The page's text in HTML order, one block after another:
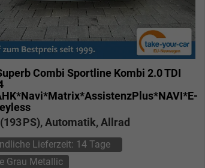
Combi Sportline Kombi 2.0 TDI
PS), Automatik, Allrad
Lieferzeit: 14 Tage
Grau Metallic